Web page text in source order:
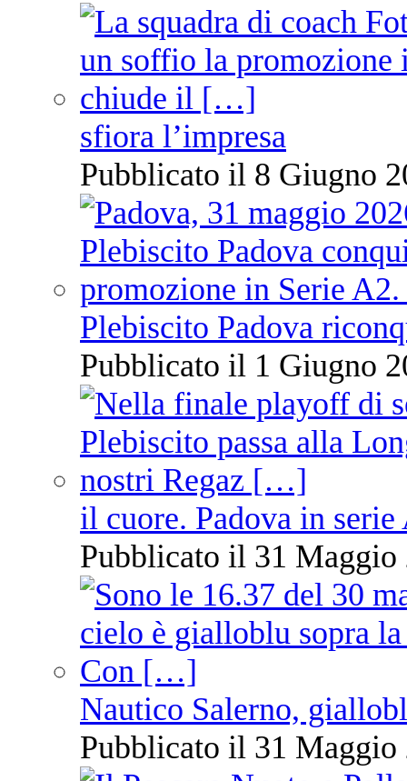
sfiora l’impresa
Pubblicato il 8 Giugno
Plebiscito Padova
Pubblicato il 1 Giugno
il cuore. Padova in serie
Pubblicato il 31 Maggio
Nautico Salerno,
Pubblicato il 31 Maggio